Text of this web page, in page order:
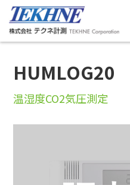
HUMLOG20
温湿度CO2気圧測定